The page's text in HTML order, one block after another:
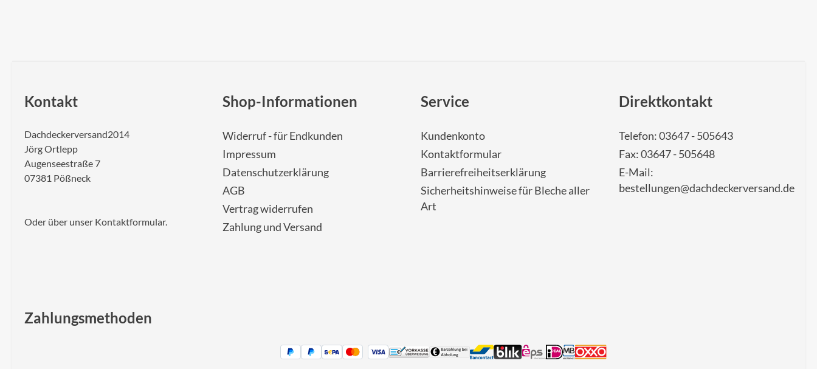
Kontakt
Dachdeckerversand2014
Jörg Ortlepp
Augenseestraße 7
07381 Pößneck
Oder über unser Kontaktformular.
Shop-Informationen
Widerruf - für Endkunden
Impressum
Datenschutzerklärung
AGB
Vertrag widerrufen
Zahlung und Versand
Service
Kundenkonto
Kontaktformular
Barrierefreiheitserklärung
Sicherheitshinweise für Bleche aller
Art
Direktkontakt
Telefon: 03647 - 505643
Fax: 03647 - 505648
E-Mail:
bestellungen@dachdeckerversand.de
Zahlungsmethoden